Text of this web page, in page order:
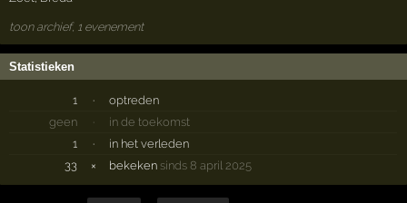
toon archief, 1 evenement
Statistieken
1 ·
optreden
geen
·
in de toekomst
1
·
in het verleden
33
× bekeken sinds 8 april 2025